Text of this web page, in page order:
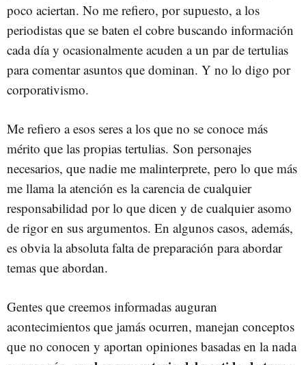
poco aciertan. No me refiero, por supuesto, a los
periodistas que se baten el cobre buscando información
cada día y ocasionalmente acuden a un par de tertulias
para comentar asuntos que dominan. Y no lo digo por
corporativismo.
Me refiero a esos seres a los que no se conoce más
mérito que las propias tertulias. Son personajes
necesarios, que nadie me malinterprete, pero lo que más
me llama la atención es la carencia de cualquier
responsabilidad por lo que dicen y de cualquier asomo
de rigor en sus argumentos. En algunos casos, además,
es obvia la absoluta falta de preparación para abordar
temas que abordan.
Gentes que creemos informadas auguran
acontecimientos que jamás ocurren, manejan conceptos
que no conocen y aportan opiniones basadas en la nada